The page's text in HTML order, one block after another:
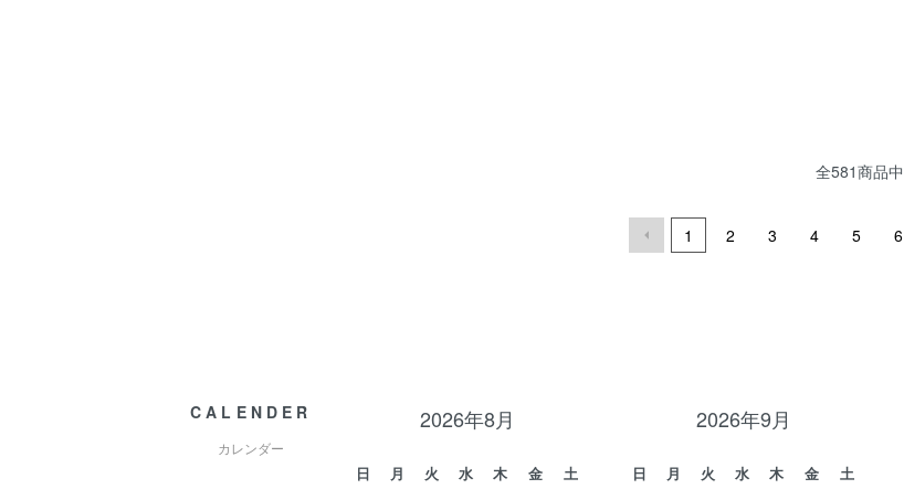
全581商品中
1 2 3 4 5 6
CALENDER
カレンダー
2026年8月
日 月 火 水 木 金 土
2026年9月
日 月 火 水 木 金 土